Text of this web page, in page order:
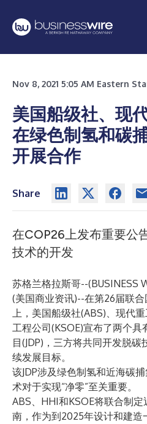
Nov 8, 2021 5:05 AM Eastern
美国船级社、现
在绿色制氢和碳
开展合作
Share
在COP26上发布重要公
技术的开发
苏格兰格拉斯哥--(BUSINESS
(美国商业资讯)--在第26届联
上，美国船级社(ABS)、现代
工程公司(KSOE)宣布了两个
目(JDP)，三方将共同开发脱
续发展目标。
该JDP涉及绿色制氢和近海碳
术对于实现“净零”至关重要。
ABS、HHI和KSOE将联合制
南，作为到2025年设计和建造